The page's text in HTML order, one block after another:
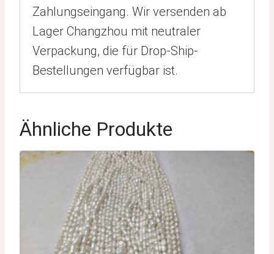
Zahlungseingang. Wir versenden ab
Lager Changzhou mit neutraler
Verpackung, die für Drop-Ship-
Bestellungen verfügbar ist.
Ähnliche Produkte